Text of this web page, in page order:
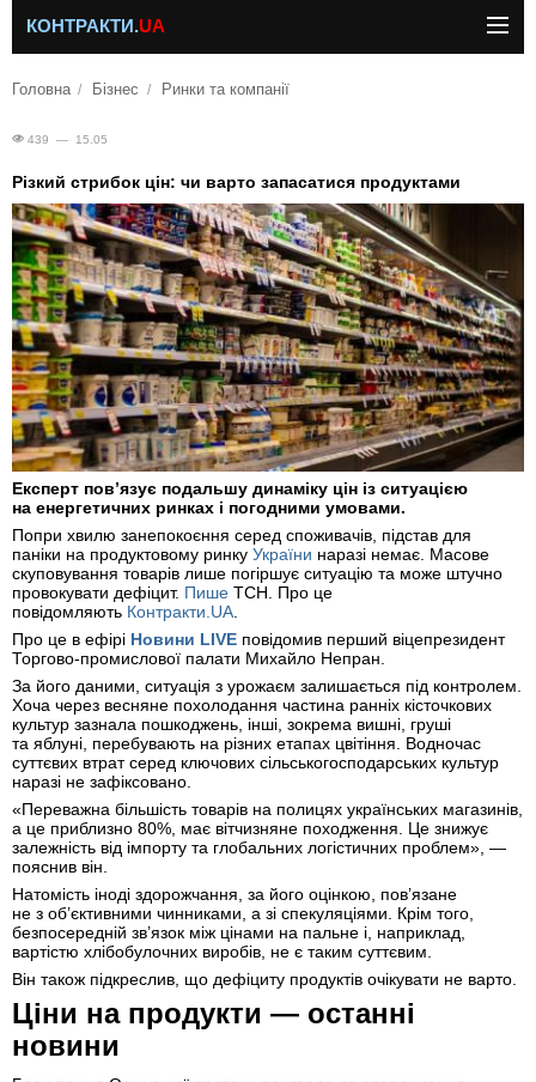
КОНТРАКТИ.UA
Головна Бізнес Ринки та компанії
439 — 15.05
Різкий стрибок цін: чи варто запасатися продуктами
Експерт пов’язує подальшу динаміку цін із ситуацією
на енергетичних ринках і погодними умовами.
Попри хвилю занепокоєння серед споживачів, підстав для
паніки на продуктовому ринку України наразі немає. Масове
скуповування товарів лише погіршує ситуацію та може штучно
провокувати дефіцит. Пише ТСН. Про це
повідомляють Контракти.UA.
Про це в ефірі Новини LIVE повідомив перший віцепрезидент
Торгово-промислової палати Михайло Непран.
За його даними, ситуація з урожаєм залишається під контролем.
Хоча через весняне похолодання частина ранніх кісточкових
культур зазнала пошкоджень, інші, зокрема вишні, груші
та яблуні, перебувають на різних етапах цвітіння. Водночас
суттєвих втрат серед ключових сільськогосподарських культур
наразі не зафіксовано.
«Переважна більшість товарів на полицях українських магазинів,
а це приблизно 80%, має вітчизняне походження. Це знижує
залежність від імпорту та глобальних логістичних проблем», —
пояснив він.
Натомість іноді здорожчання, за його оцінкою, пов’язане
не з об’єктивними чинниками, а зі спекуляціями. Крім того,
безпосередній зв’язок між цінами на пальне і, наприклад,
вартістю хлібобулочних виробів, не є таким суттєвим.
Він також підкреслив, що дефіциту продуктів очікувати не варто.
Ціни на продукти — останні
новини